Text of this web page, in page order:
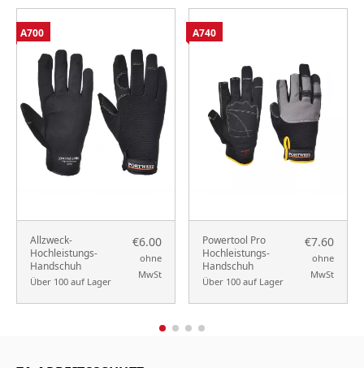
Allzweck-
Hochleistungs-
Handschuh
Über 100 auf Lager
€6.00
ohne
MwSt
A700
Powertool Pro
Hochleistungs-
Handschuh
Über 100 auf Lager
€7.60
ohne
MwSt
A740